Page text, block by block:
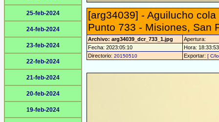
25-feb-2024
24-feb-2024
23-feb-2024
22-feb-2024
21-feb-2024
20-feb-2024
19-feb-2024
[arg34039] - Aguilucho
Punto 733 - Misiones, San
Archivo: arg34039_dcr_733_1.jpg
Apertura:
Fecha: 2023:05:10
Hora:
Directorio: 20150510 Exportar: [ C/